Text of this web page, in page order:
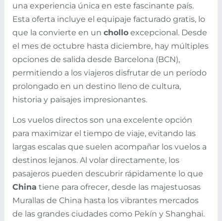
una experiencia única en este fascinante país.
Esta oferta incluye el equipaje facturado gratis, lo
que la convierte en un chollo excepcional. Desde
el mes de octubre hasta diciembre, hay múltiples
opciones de salida desde Barcelona (BCN),
permitiendo a los viajeros disfrutar de un período
prolongado en un destino lleno de cultura,
historia y paisajes impresionantes.
Los vuelos directos son una excelente opción
para maximizar el tiempo de viaje, evitando las
largas escalas que suelen acompañar los vuelos a
destinos lejanos. Al volar directamente, los
pasajeros pueden descubrir rápidamente lo que
China tiene para ofrecer, desde las majestuosas
Murallas de China hasta los vibrantes mercados
de las grandes ciudades como Pekín y Shanghai.